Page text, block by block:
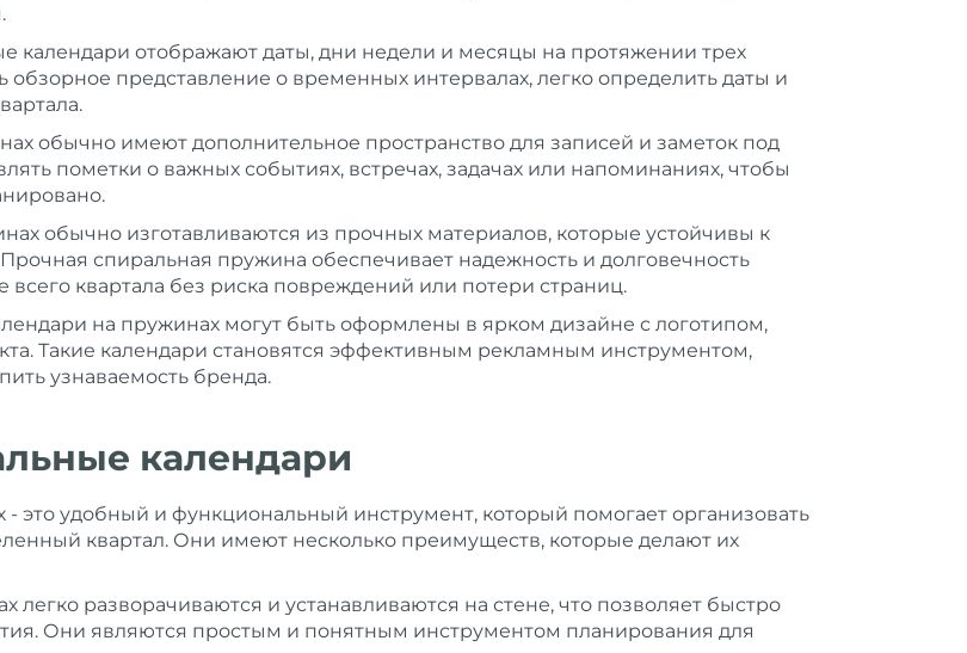
календари отображают даты, дни недели и месяцы на протяжении трех
представление о временных интервалах, легко определить даты и
обычно имеют дополнительное пространство для записей и заметок под
пометки о важных событиях, встречах, задачах или напоминаниях, чтобы
обычно изготавливаются из прочных материалов, которые устойчивы к
спиральная пружина обеспечивает надежность и долговечность
всего квартала без риска повреждений или потери страниц.
на пружинах могут быть оформлены в ярком дизайне с логотипом,
Такие календари становятся эффективным рекламным инструментом,
узнаваемость бренда.
календари
это удобный и функциональный инструмент, который помогает организовать
квартал. Они имеют несколько преимуществ, которые делают их
легко разворачиваются и устанавливаются на стене, что позволяет быстро
Они являются простым и понятным инструментом планирования для